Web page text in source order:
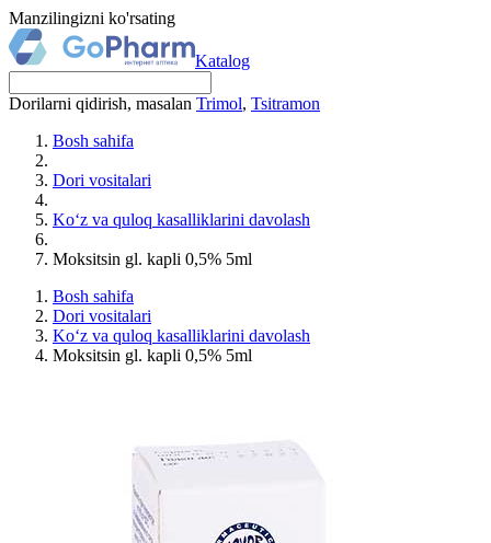
Manzilingizni ko'rsating
Katalog
Dorilarni qidirish, masalan Trimol, Tsitramon
Bosh sahifa
Dori vositalari
Ko‘z va quloq kasalliklarini davolash
Moksitsin gl. kapli 0,5% 5ml
Bosh sahifa
Dori vositalari
Ko‘z va quloq kasalliklarini davolash
Moksitsin gl. kapli 0,5% 5ml